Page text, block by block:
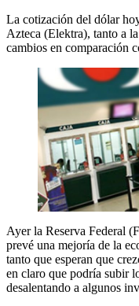
La cotización del dólar
Azteca (Elektra), tanto a
cambios en comparación
Ayer la Reserva Federal
prevé una mejoría de la
tanto que esperan que
en claro que podría subir
desalentando a algunos